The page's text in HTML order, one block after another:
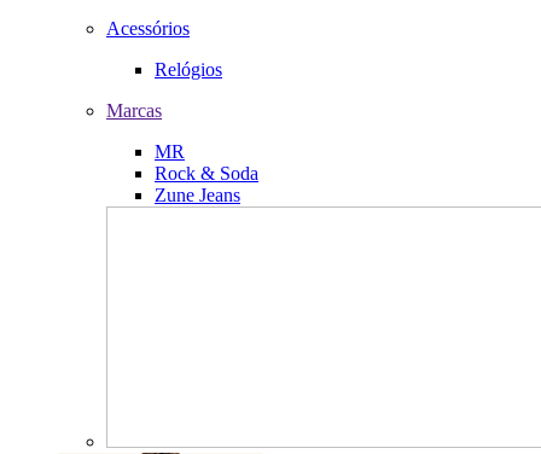
Acessórios
Relógios
Marcas
MR
Rock & Soda
Zune Jeans